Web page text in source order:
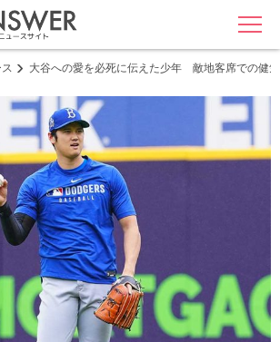
MENU
大谷への愛を必死に伝えた少年 敵地客席での健